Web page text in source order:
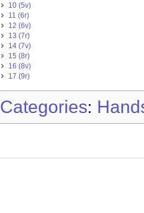
10 (5v)
11 (6r)
12 (6v)
13 (7r)
14 (7v)
15 (8r)
16 (8v)
17 (9r)
Categories: